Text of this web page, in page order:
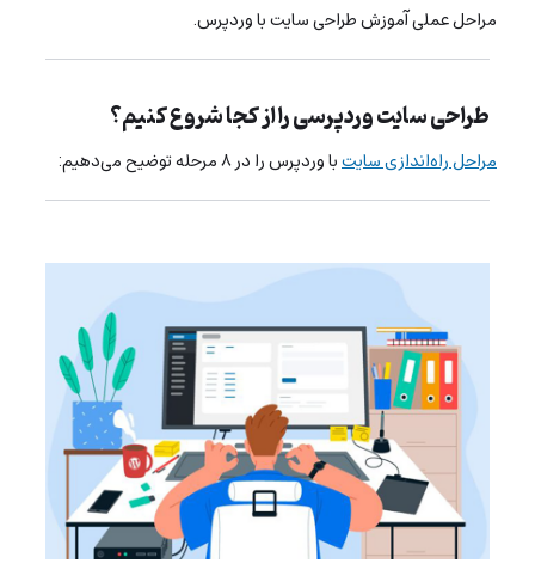
مراحل عملی آموزش طراحی سایت با وردپرس.
طراحی سایت وردپرسی را از کجا شروع کنیم؟
مراحل راه‌اندازی سایتبا وردپرس را در ۸ مرحله توضیح می‌دهیم: